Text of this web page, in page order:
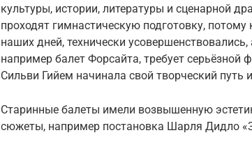
культуры, истории, литературы и сценарной
проходят гимнастическую подготовку,
наших дней, технически
например балет Форсайта, требует серьёзной
Сильви Гийем начинала свой творческий путь
Старинные балеты имели возвышенную
сюжеты, например постановка Шарля Дидло